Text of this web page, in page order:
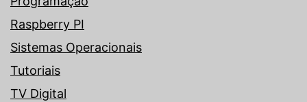
Raspberry PI
Sistemas Operacionais
Tutoriais
TV Digital